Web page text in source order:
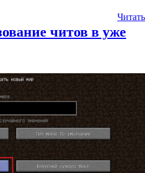
Читать
читов в уже